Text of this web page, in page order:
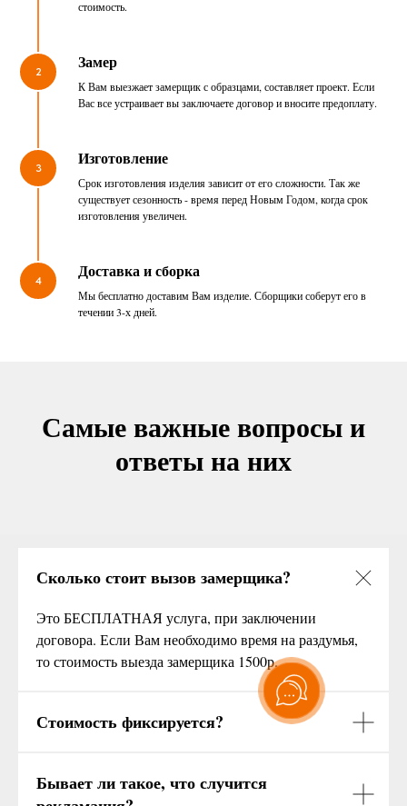
стоимость.
2 Замер
К Вам выезжает замерщик с образцами, составляет проект. Если
Вас все устраивает вы заключаете договор и вносите предоплату.
3 Изготовление
Срок изготовления изделия зависит от его сложности. Так же
существует сезонность - время перед Новым Годом, когда срок
изготовления увеличен.
4 Доставка и сборка
Мы бесплатно доставим Вам изделие. Сборщики соберут его в
течении 3-х дней.
Самые важные вопросы и
ответы на них
Сколько стоит вызов замерщика?
Это БЕСПЛАТНАЯ услуга, при заключении
договора. Если Вам необходимо время на раздумья,
то стоимость выезда замерщика 1500р.
Стоимость фиксируется?
Бывает ли такое, что случится